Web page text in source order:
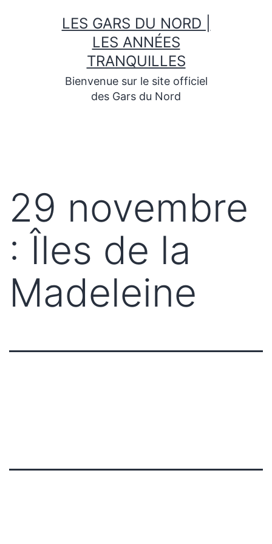
LES GARS DU NORD |
LES ANNÉES
TRANQUILLES
Bienvenue sur le site officiel
des Gars du Nord
29 novembre
: Îles de la
Madeleine